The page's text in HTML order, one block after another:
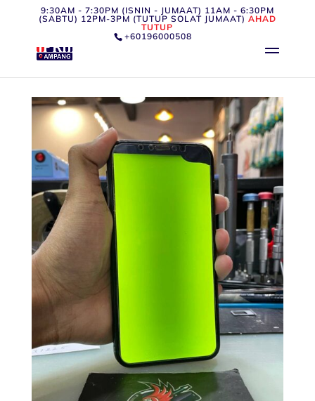
9:30AM - 7:30PM (ISNIN - JUMAAT) 11AM - 6:30PM
(SABTU) 12PM-3PM (TUTUP SOLAT JUMAAT) AHAD
TUTUP
+60196000508